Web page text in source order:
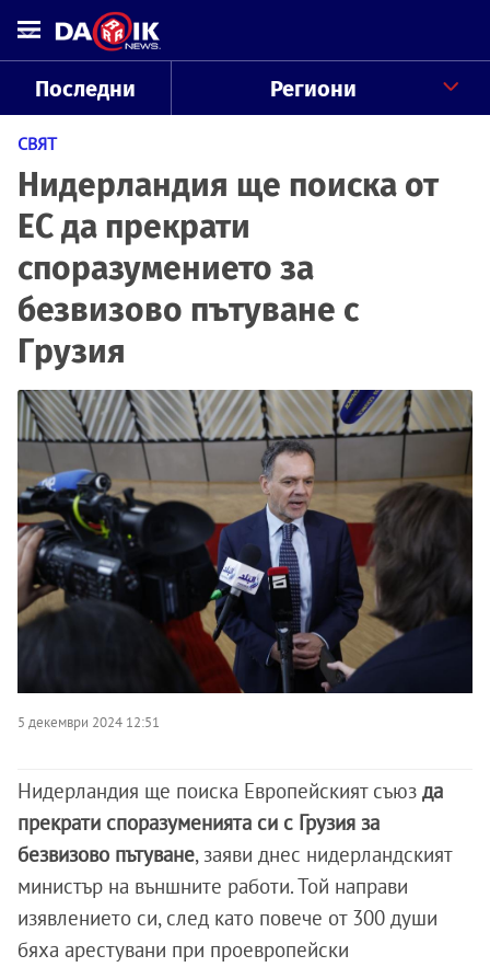
Последни Региони
СВЯТ
Нидерландия ще поиска от
ЕС да прекрати
споразумението за
безвизово пътуване с
Грузия
5 декември 2024 12:51
Нидерландия ще поиска Европейският съюз да
прекрати споразуменията си с Грузия за
безвизово пътуване, заяви днес нидерландският
министър на външните работи. Той направи
изявлението си, след като повече от 300 души
бяха арестувани при проевропейски